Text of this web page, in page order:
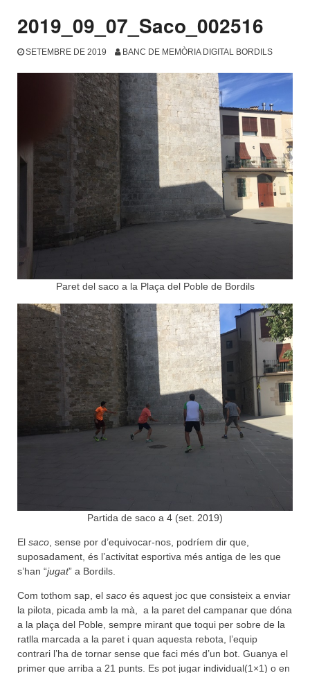
2019_09_07_Saco_002516
SETEMBRE DE 2019 BANC DE MEMÒRIA DIGITAL BORDILS
Paret del saco a la Plaça del Poble de Bordils
Partida de saco a 4 (set. 2019)
El saco , sense por d’equivocar-nos, podríem dir que,
suposadament, és l’activitat esportiva més antiga de les que
s’han “jugat” a Bordils.
Com tothom sap, el saco és aquest joc que consisteix a enviar
la pilota, picada amb la mà, a la paret del campanar que dóna
a la plaça del Poble, sempre mirant que toqui per sobre de la
ratlla marcada a la paret i quan aquesta rebota, l’equip
contrari l’ha de tornar sense que faci més d’un bot. Guanya el
primer que arriba a 21 punts. Es pot jugar individual(1×1) o en